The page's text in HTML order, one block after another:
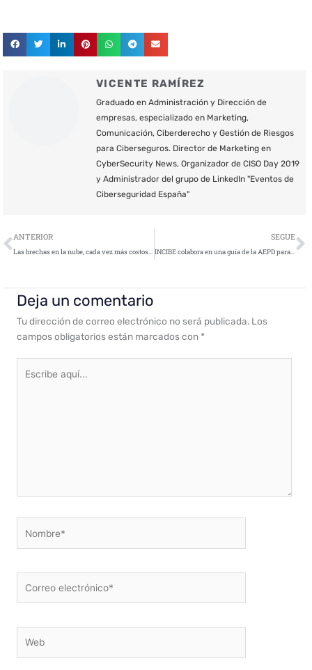
VICENTE RAMÍREZ
Graduado en Administración y Dirección de
empresas, especializado en Marketing,
Comunicación, Ciberderecho y Gestión de Riesgos
para Ciberseguros. Director de Marketing en
CyberSecurity News, Organizador de CISO Day 2019
y Administrador del grupo de LinkedIn "Eventos de
Ciberseguridad España"
Ant
ANTERIOR
Las brechas en la nube, cada vez más costosas, ponen en peligro la estrategia de transformación digital de las empresas
SEGUE
INCIBE colabora en una guía de la AEPD para gestionar y notificar las quiebras de seguridad
Deja un comentario
Tu dirección de correo electrónico no será publicada. Los
campos obligatorios están marcados con *
aquí...
electrónico*